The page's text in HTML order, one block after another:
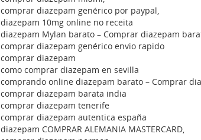
comprar diazepam genérico por paypal,
diazepam 10mg online no receita
diazepam Mylan barato – Comprar diazepam
comprar diazepam genérico envio rapido
comprar diazepam
como comprar diazepam en sevilla
comprando online diazepam barato – Comprar
comprar diazepam barata india
comprar diazepam tenerife
comprar diazepam autentica españa
diazepam COMPRAR ALEMANIA MASTERCARD,